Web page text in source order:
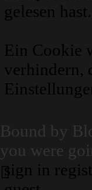
gelesen
Ein Cookie
verhindern,
Bound by
you were
sign in